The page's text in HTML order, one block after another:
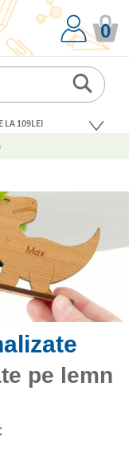
0
LA 109LEI
pe lemn